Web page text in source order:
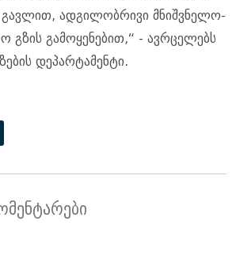
ად­გი­ლობ­რი­ვი მნიშ­ვნე­ლო­
გზის გა­მო­ყე­ნე­ბით,“ - ავ­რცე­ლებს
დე­პარ­ტა­მენ­ტი.